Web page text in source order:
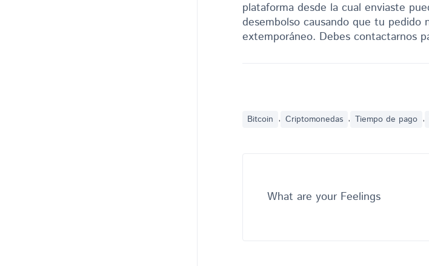
plataforma desde la cual enviaste
desembolso causando que tu pedido
extemporáneo. Debes contactarnos
Bitcoin , Criptomonedas , Tiempo de pago ,
What are your Feelings